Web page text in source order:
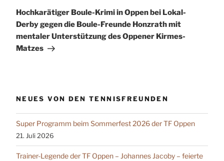
Hochkarätiger Boule-Krimi in Oppen bei Lokal-
Derby gegen die Boule-Freunde Honzrath mit
mentaler Unterstützung des Oppener Kirmes-
Matzes
NEUES VON DEN TENNISFREUNDEN
Super Programm beim Sommerfest 2026 der TF Oppen
21. Juli 2026
Trainer-Legende der TF Oppen – Johannes Jacoby – feierte